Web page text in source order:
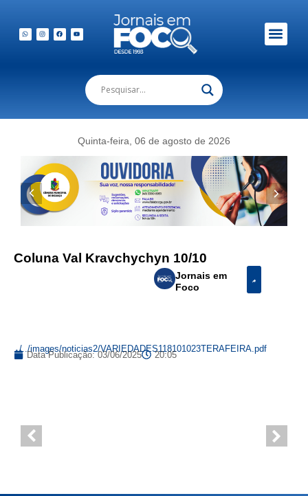
Quinta-feira, 06 de agosto de 2026
Coluna Val Kravchychyn 10/10
Jornais em
Foco
../../images/noticias2/VARIEDADES118101023TERAFEIRA.pdf
Data Publicação:03/06/2025 20:05